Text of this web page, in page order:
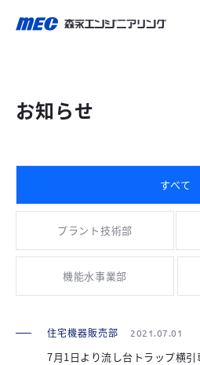
お知らせ
すべて
プラント技術部
機能水事業部
住宅機器販売部 2021.07.01
7月1日より流し台トラップ横